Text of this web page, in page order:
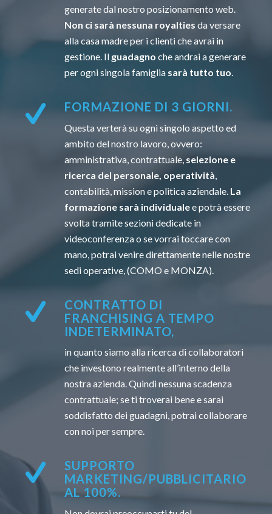
generate dal nostro posizionamento web.
Non ci sarà nessuna royalties da versare
alla casa madre per i clienti che avrai in
gestione. Il guadagno che andrai a generare
per ogni singola famiglia sarà tutto tuo.
FORMAZIONE DI 3 GIORNI.
Questa verterà su ogni singolo aspetto ed
ambito del nostro lavoro, ovvero:
amministrativa, contrattuale, selezione e
ricerca del personale, operatività
contabilità, mission e politica aziendale. La
formazione sarà individualee potrà essere
svolta tramite sezioni dedicate in
videoconferenza o se vorrai toccare con
mano, potrai venire direttamente nelle nostre
sedi operative, (COMO e MONZA).
CONTRATTO DI
FRANCHISING A TEMPO
INDETERMINATO,
in quanto siamo alla ricerca di collaboratori
che investono realmente all’interno della
nostra azienda. Quindi nessuna scadenza
contrattuale; se ti troverai bene e sarai
soddisfatto dei guadagni, potrai collaborare
con noi per sempre.
SUPPORTO
MARKETING/PUBBLICITARIO
AL 100%.